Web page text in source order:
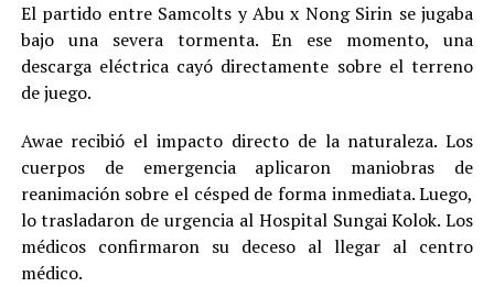
El partido entre Samcolts y Abu x Nong Sirin se jugaba
bajo una severa tormenta. En ese momento, una
descarga eléctrica cayó directamente sobre el terreno
de juego.
Awae recibió el impacto directo de la naturaleza. Los
cuerpos de emergencia aplicaron maniobras de
reanimación sobre el césped de forma inmediata. Luego,
lo trasladaron de urgencia al Hospital Sungai Kolok. Los
médicos confirmaron su deceso al llegar al centro
médico.